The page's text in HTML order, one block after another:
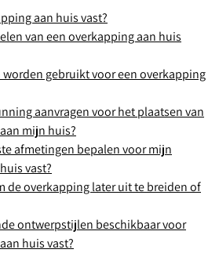
aan huis vast?
van een overkapping aan huis
gebruikt voor een overkapping
aanvragen voor het plaatsen van
mijn huis?
afmetingen bepalen voor mijn
vast?
de overkapping later uit te breiden of
ontwerpstijlen beschikbaar voor
huis vast?